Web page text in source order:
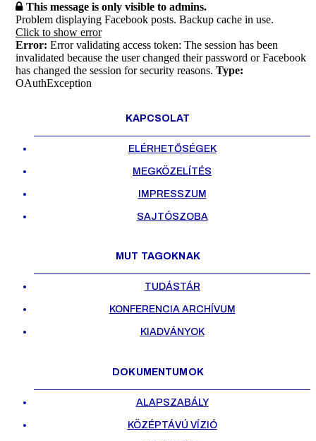
This message is only visible to admins.
Problem displaying Facebook posts. Backup cache in use.
Click to show error
Error: Error validating access token: The session has been
invalidated because the user changed their password or Facebook
has changed the session for security reasons. Type:
OAuthException
KAPCSOLAT
ELÉRHETŐSÉGEK
MEGKÖZELÍTÉS
IMPRESSZUM
SAJTÓSZOBA
MUT TAGOKNAK
TUDÁSTÁR
KONFERENCIA ARCHÍVUM
KIADVÁNYOK
DOKUMENTUMOK
ALAPSZABÁLY
KÖZÉPTÁVÚ VÍZIÓ